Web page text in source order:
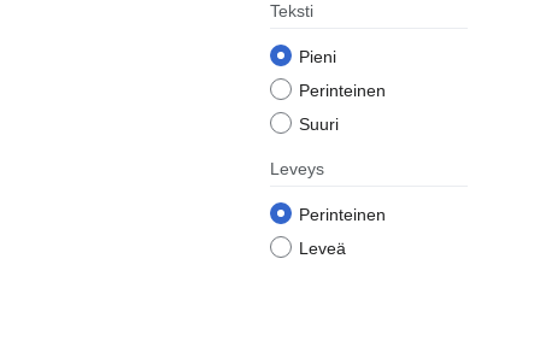
Teksti
Pieni
Perinteinen
Suuri
Leveys
Perinteinen
Leveä